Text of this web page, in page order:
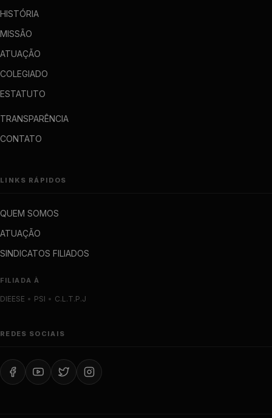
HISTÓRIA
MISSÃO
ATUAÇÃO
COLEGIADO
ESTATUTO
TRANSPARÊNCIA
CONTATO
LINKS RÁPIDOS
QUEM SOMOS
ATUAÇÃO
SINDICATOS FILIADOS
FILIADA À
DIEESE • PSI • C.L.T.P.J
REDES SOCIAIS